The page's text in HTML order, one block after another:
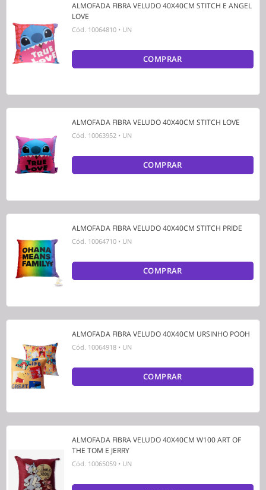
ALMOFADA FIBRA VELUDO 40X40CM STITCH E ANGEL
LOVE
Cód. 10064810 • UN
COMPRAR
ALMOFADA FIBRA VELUDO 40X40CM STITCH LOVE
Cód. 10063952 • UN
COMPRAR
ALMOFADA FIBRA VELUDO 40X40CM STITCH PRIDE
Cód. 10064710 • UN
COMPRAR
ALMOFADA FIBRA VELUDO 40X40CM URSINHO POOH
Cód. 10064918 • UN
COMPRAR
ALMOFADA FIBRA VELUDO 40X40CM W100 ART OF
THE TOM E JERRY
Cód. 10065059 • UN